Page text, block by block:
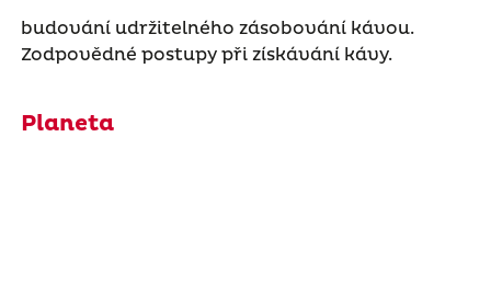
budování udržitelného zásobování kávou.
Zodpovědné postupy při získávání kávy.
Planeta